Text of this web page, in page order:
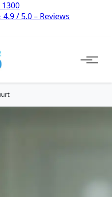
1300
4.9 / 5.0 – Reviews